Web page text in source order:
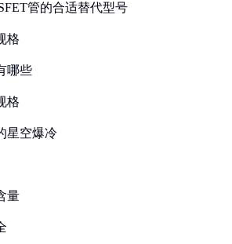
管的合适替代型号
格
哪些
格
星空爆冷
量